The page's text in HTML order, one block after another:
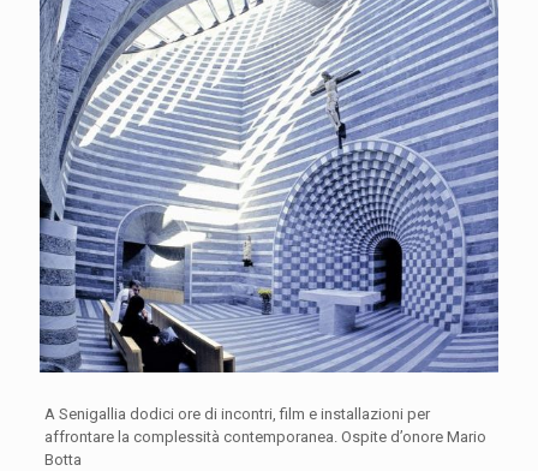
A Senigallia dodici ore di incontri, film e installazioni per
affrontare la complessità contemporanea. Ospite d’onore Mario
Botta